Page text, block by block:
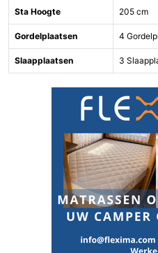
Sta Hoogte 205 cm
Gordelplaatsen 4
Slaapplaatsen 3